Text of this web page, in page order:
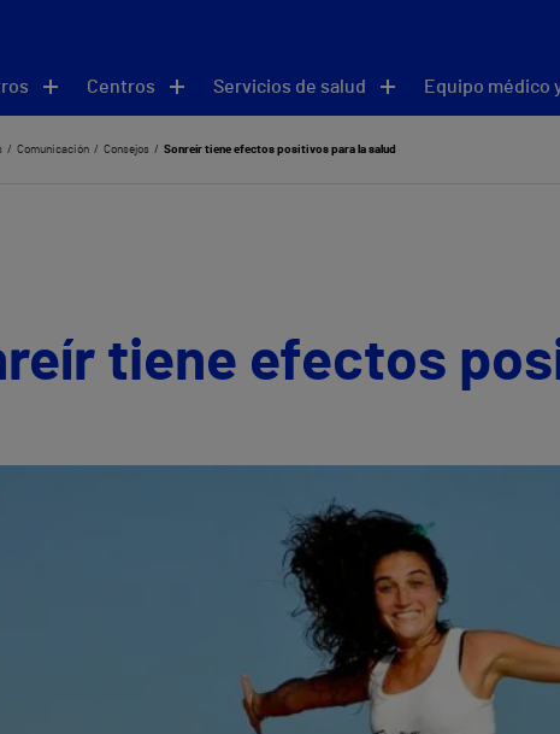
Centros Servicios de salud Equipo médico
Comunicación Consejos Sonreír tiene efectos positivos para la salud
tiene efectos